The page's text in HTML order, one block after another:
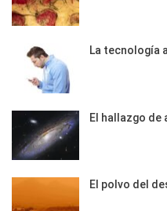
La tecnología
El hallazgo de
El polvo del